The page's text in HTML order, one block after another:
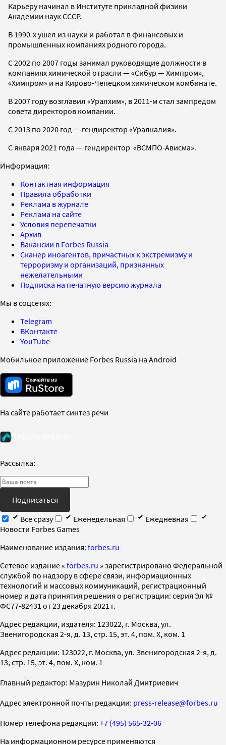
Карьеру начинал в Институте прикладной физики
Академии наук СССР.
В 1990-х ушел из науки и работал в финансовых и
промышленных компаниях родного города.
С 2002 по 2007 годы занимал руководящие должности в
компаниях химической отрасли — «Сибур — Химпром»,
«Химпром» и на Кирово-Чепецком химическом комбинате.
В 2007 году возглавил «Уралхим», в 2011-м стал зампредом
совета директоров компании.
С 2013 по 2020 год — гендиректор «Уралкалия».
С января 2021 года — гендиректор «ВСМПО-Ависма».
Информация:
Контактная информация
Правила обработки
Реклама в журнале
Реклама на сайте
Условия перепечатки
Архив
Вакансии в Forbes Russia
Сканер иноагентов, причастных к экстремизму и
терроризму и организаций, признанных
нежелательными
Подписка на печатную версию журнала
Мы в соцсетях:
Telegram
ВКонтакте
YouTube
Мобильное приложение Forbes Russia на Android
На сайте работает синтез речи
Рассылка:
Подписаться
Все сразу
Еженедельная
Ежедневная
Новости Forbes Games
Наименование издания: forbes.ru
Cетевое издание « forbes.ru » зарегистрировано Федеральной
службой по надзору в сфере связи, информационных
технологий и массовых коммуникаций, регистрационный
номер и дата принятия решения о регистрации: серия Эл №
ФС77-82431 от 23 декабря 2021 г.
Адрес редакции, издателя: 123022, г. Москва, ул.
Звенигородская 2-я, д. 13, стр. 15, эт. 4, пом. X, ком. 1
Адрес редакции: 123022, г. Москва, ул. Звенигородская 2-я, д.
13, стр. 15, эт. 4, пом. X, ком. 1
Главный редактор: Мазурин Николай Дмитриевич
Адрес электронной почты редакции: press-release@forbes.ru
Номер телефона редакции: +7 (495) 565-32-06
На информационном ресурсе применяются